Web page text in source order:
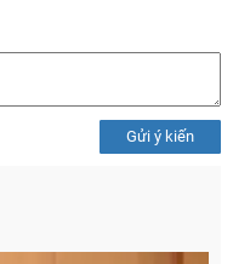
Gửi ý kiến